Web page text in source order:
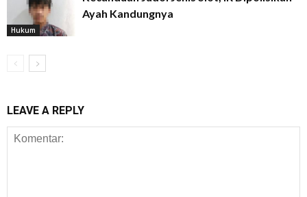
Hukum
Ayah Kandungnya
LEAVE A REPLY